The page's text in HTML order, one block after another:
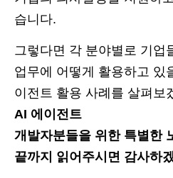
습니다.
그렇다면 각 분야별로 기업
업무에 어떻게 활용하고 있
이전트 활용 사례를 살펴보
AI 에이전트
개발자분들을 위한 특별한
끝까지 읽어주시면 감사하